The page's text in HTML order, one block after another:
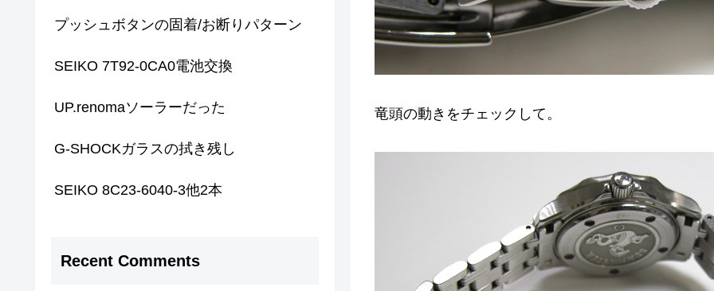
竜頭の動きをチェックして。
プッシュボタンの固着/お断りパターン
SEIKO 7T92-0CA0電池交換
UP.renomaソーラーだった
G-SHOCKガラスの拭き残し
SEIKO 8C23-6040-3他2本
Recent Comments